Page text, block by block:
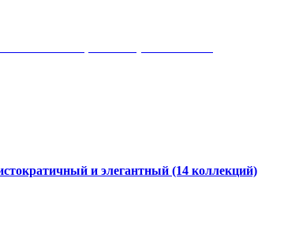
и элегантный (14 коллекций)